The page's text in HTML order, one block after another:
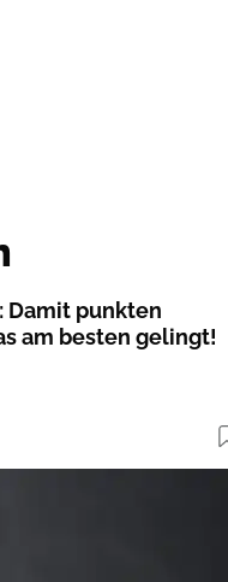
Damit punkten
am besten gelingt!